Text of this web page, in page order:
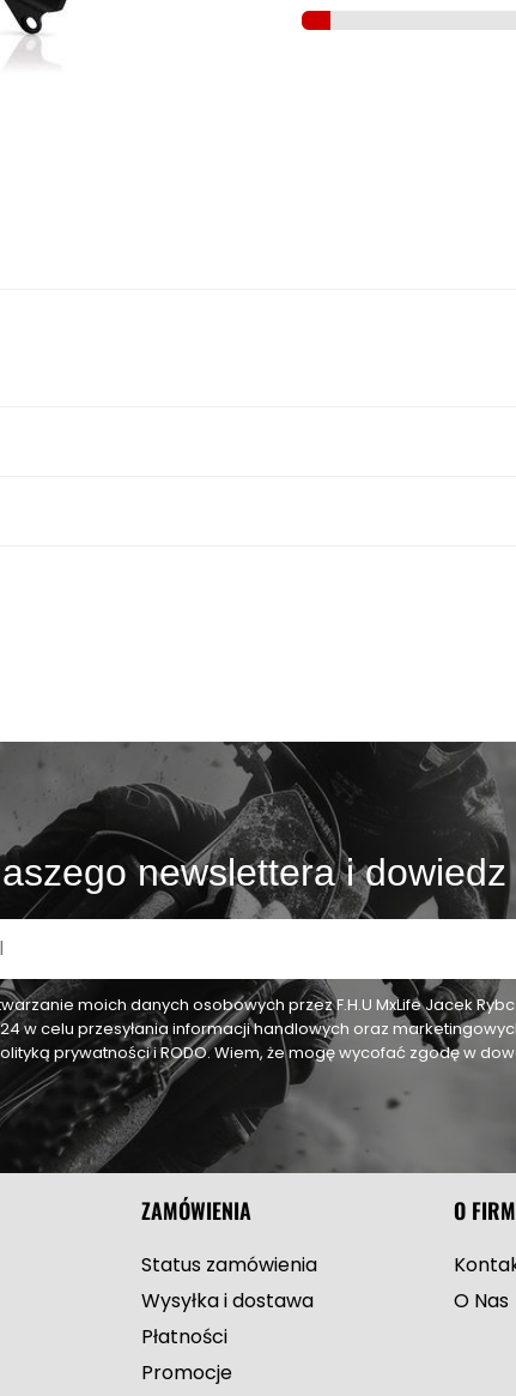
newslettera i
moich danych osobowych przez F.H.U MxLife Jacek
w celu przesyłania informacji handlowych oraz
prywatności i RODO. Wiem, że mogę wycofać zgodę w
ZAMÓWIENIA
Status zamówienia
Wysyłka i dostawa
Płatności
Promocje
O
O Nas